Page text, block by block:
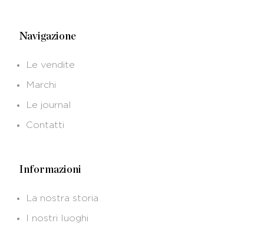
Navigazione
Le vendite
Marchi
Le journal
Contatti
Informazioni
La nostra storia
I nostri luoghi